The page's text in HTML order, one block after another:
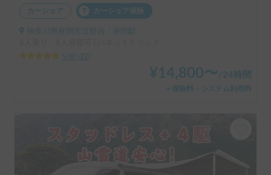
カーシェア カーシェア保険
神奈川県座間市立野台, ' 座間駅
5.00
22
¥ 14,800〜 /24時間
＋保険料・システム利用料